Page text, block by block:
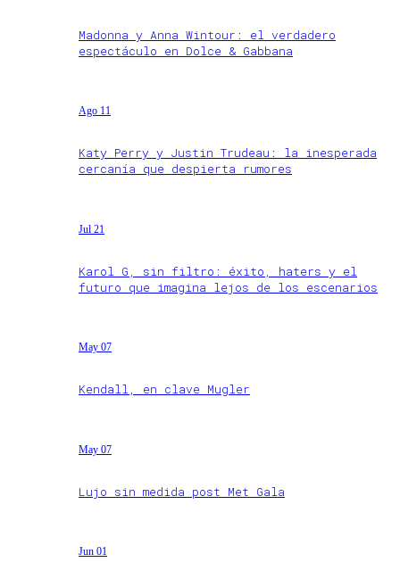
Madonna y Anna Wintour: el verdadero
espectáculo en Dolce & Gabbana
Ago 11
Katy Perry y Justin Trudeau: la inesperada
cercanía que despierta rumores
Jul 21
Karol G, sin filtro: éxito, haters y el
futuro que imagina lejos de los escenarios
May 07
Kendall, en clave Mugler
May 07
Lujo sin medida post Met Gala
Jun 01